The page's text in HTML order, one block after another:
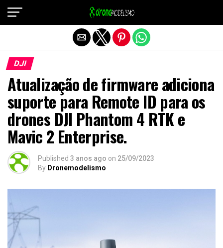
DJI
Atualização de firmware adiciona
suporte para Remote ID para os
drones DJI Phantom 4 RTK e
Mavic 2 Enterprise.
Published 3 anos ago on 25/09/2023
By Dronemodelismo
Sair da versão mobile